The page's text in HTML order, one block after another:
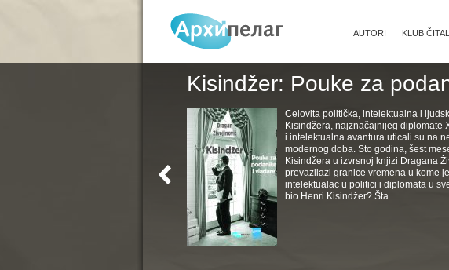
KLUB
AUTORI
Kisindžer: Pouke za
Celovita politička, intelektualna i
Kisindžera, najznačajnijeg diplomate
i intelektualna avantura uticali su na
modernog doba. Sto godina, šest
Kisindžera u izvrsnoj knjizi Dragana
prevazilazi granice vremena u kome
intelektualac u politici i diplomata u
bio Henri Kisindžer? Šta...